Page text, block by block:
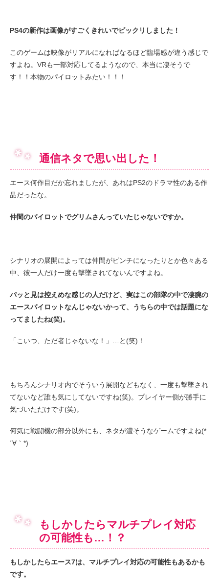
PS4の新作は画像がすごくきれいでビックリしました！
このゲームは映像がリアルになればなるほど臨場感が違う感じで
すよね。VRも一部対応してるようなので、本当に凄そうで
す！！本物のパイロットみたい！！！
通信ネタで思い出した！
エース何作目だか忘れましたが、あれはPS2のドラマ性のある作
品だったな。
仲間のパイロットでグリムさんっていたじゃないですか。
シナリオの展開によっては仲間がピンチになったりとか色々ある
中、彼一人だけ一度も撃墜されてないんですよね。
パッと見は控えめな感じの人だけど、実はこの部隊の中で凄腕の
エースパイロットなんじゃないかって、うちらの中では話題にな
ってましたね(笑)。
「こいつ、ただ者じゃないな！」…と(笑)！
もちろんシナリオ内でそういう展開などもなく、一度も撃墜され
てないなど誰も気にしてないですね(笑)。プレイヤー側が勝手に
気づいただけです(笑)。
何気に戦闘機の部分以外にも、ネタが濃そうなゲームですよね(*
´∀｀*)
もしかしたらマルチプレイ対応
の可能性も…！？
もしかしたらエース7は、マルチプレイ対応の可能性もあるかも
です。